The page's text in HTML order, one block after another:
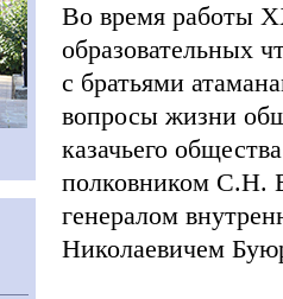
Во время работы
образовательных
с братьями
вопросы жизни
казачьего общества
полковником С.Н.
генералом
Николаевичем